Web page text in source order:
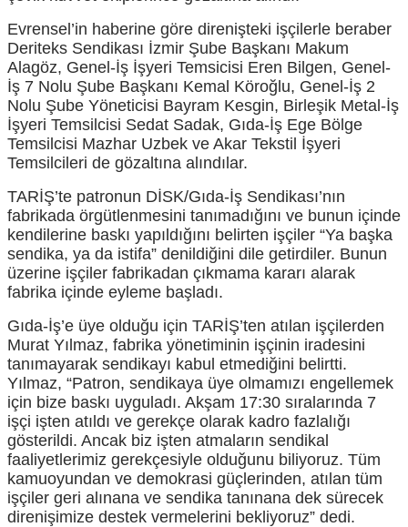
Evrensel’in haberine göre direnişteki işçilerle beraber
Deriteks Sendikası İzmir Şube Başkanı Makum
Alagöz, Genel-İş İşyeri Temsicisi Eren Bilgen, Genel-
İş 7 Nolu Şube Başkanı Kemal Köroğlu, Genel-İş 2
Nolu Şube Yöneticisi Bayram Kesgin, Birleşik Metal-İş
İşyeri Temsilcisi Sedat Sadak, Gıda-İş Ege Bölge
Temsilcisi Mazhar Uzbek ve Akar Tekstil İşyeri
Temsilcileri de gözaltına alındılar.
TARİŞ’te patronun DİSK/Gıda-İş Sendikası’nın
fabrikada örgütlenmesini tanımadığını ve bunun içinde
kendilerine baskı yapıldığını belirten işçiler “Ya başka
sendika, ya da istifa” denildiğini dile getirdiler. Bunun
üzerine işçiler fabrikadan çıkmama kararı alarak
fabrika içinde eyleme başladı.
Gıda-İş’e üye olduğu için TARİŞ’ten atılan işçilerden
Murat Yılmaz, fabrika yönetiminin işçinin iradesini
tanımayarak sendikayı kabul etmediğini belirtti.
Yılmaz, “Patron, sendikaya üye olmamızı engellemek
için bize baskı uyguladı. Akşam 17:30 sıralarında 7
işçi işten atıldı ve gerekçe olarak kadro fazlalığı
gösterildi. Ancak biz işten atmaların sendikal
faaliyetlerimiz gerekçesiyle olduğunu biliyoruz. Tüm
kamuoyundan ve demokrasi güçlerinden, atılan tüm
işçiler geri alınana ve sendika tanınana dek sürecek
direnişimize destek vermelerini bekliyoruz” dedi.